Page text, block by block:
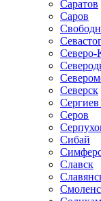
Саратов
Саров
Северо-
Северск
Серов
Сибай
Славск